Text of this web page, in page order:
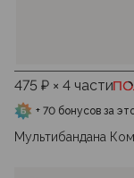
475 ₽ × 4 части
+ 70 бонусов за
Мультибандана